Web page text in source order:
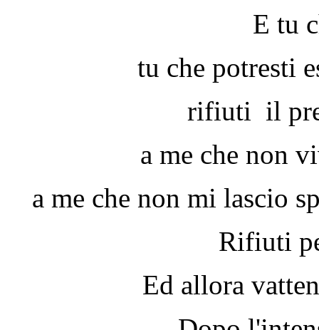
E tu
tu che potresti
rifiuti il
a me che non
a me che non mi lascio
Rifiuti
Ed allora